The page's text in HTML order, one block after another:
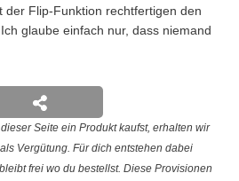
der Flip-Funktion rechtfertigen den
glaube einfach nur, dass niemand
Seite ein Produkt kaufst, erhalten wir
Vergütung. Für dich entstehen dabei
frei wo du bestellst. Diese Provisionen